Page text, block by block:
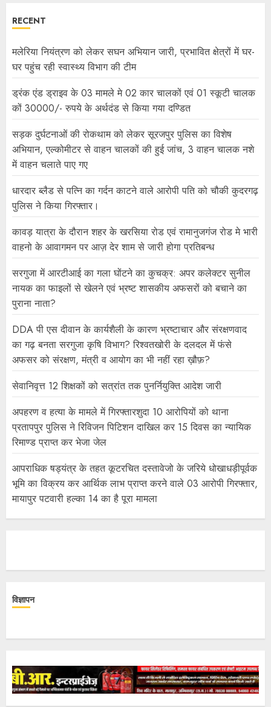
RECENT
मलेरिया नियंत्रण को लेकर सघन अभियान जारी, प्रभावित क्षेत्रों में घर-
घर पहुंच रही स्वास्थ्य विभाग की टीम
ड्रंक एंड ड्राइव के 03 मामले मे 02 कार चालकों एवं 01 स्कूटी चालक
कों 30000/- रुपये के अर्थदंड से किया गया दण्डित
सड़क दुर्घटनाओं की रोकथाम को लेकर सूरजपुर पुलिस का विशेष
अभियान, एल्कोमीटर से वाहन चालकों की हुई जांच, 3 वाहन चालक नशे
में वाहन चलाते पाए गए
धारदार ब्लैड से पत्नि का गर्दन काटने वाले आरोपी पति को चौकी कुदरगढ़
पुलिस ने किया गिरफ्तार।
कावड़ यात्रा के दौरान शहर के खरसिया रोड एवं रामानुजगंज रोड मे भारी
वाहनो के आवागमन पर आज़ देर शाम से जारी होगा प्रतिबन्ध
सरगुजा में आरटीआई का गला घोंटने का कुचक्र: अपर कलेक्टर सुनील
नायक का फाइलों से खेलने एवं भ्रष्ट शासकीय अफसरों को बचाने का
पुराना नाता?
DDA पी एस दीवान के कार्यशैली के कारण भ्रष्टाचार और संरक्षणवाद
का गढ़ बनता सरगुजा कृषि विभाग? रिश्वतखोरी के दलदल में फंसे
अफसर को संरक्षण, मंत्री व आयोग का भी नहीं रहा ख़ौफ़?
सेवानिवृत्त 12 शिक्षकों को सत्रांत तक पुनर्नियुक्ति आदेश जारी
अपहरण व हत्या के मामले में गिरफ्तारशुदा 10 आरोपियों को थाना
प्रतापपुर पुलिस ने रिविजन पिटिशन दाखिल कर 15 दिवस का न्यायिक
रिमाण्ड प्राप्त कर भेजा जेल
आपराधिक षड्यंत्र के तहत कूटरचित दस्तावेजो के जरिये धोखाधड़ीपूर्वक
भूमि का विक्रय कर आर्थिक लाभ प्राप्त करने वाले 03 आरोपी गिरफ्तार,
मायापुर पटवारी हल्का 14 का है पूरा मामला
विज्ञापन